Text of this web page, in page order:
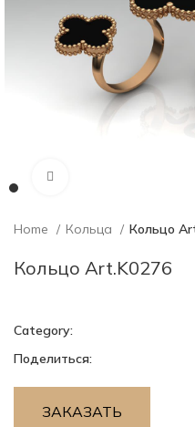
Home Кольца Кольцо
Кольцо Art.K0276
Category:
Поделиться:
ЗАКАЗАТЬ